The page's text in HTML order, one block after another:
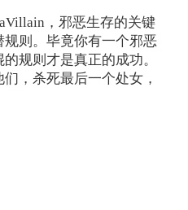
，邪恶生存的关键
则。毕竟你有一个邪恶
规则才是真正的成功。
，杀死最后一个处女，